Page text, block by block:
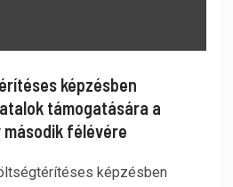
képzésben
támogatására a
félévére
képzésben